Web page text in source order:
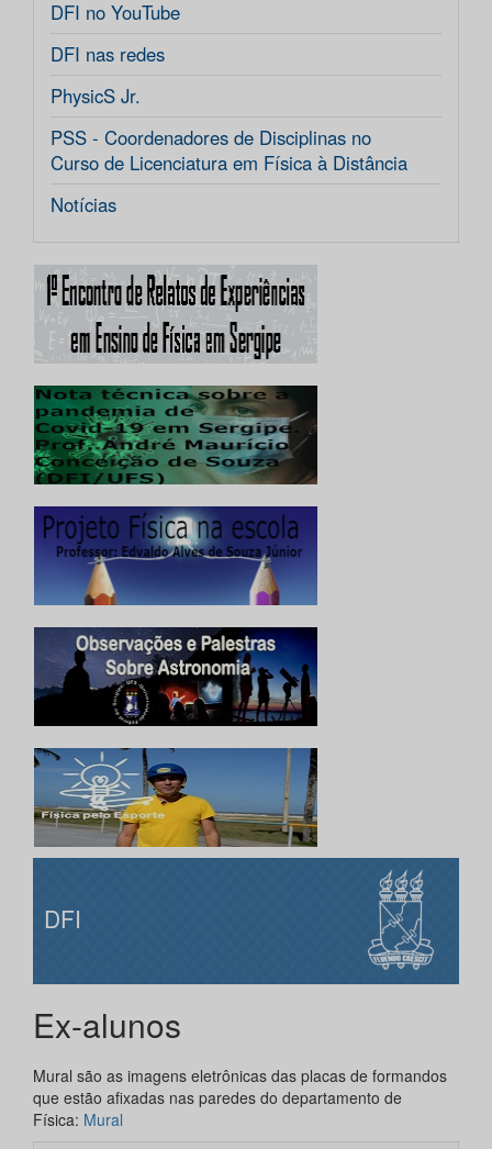
DFI no YouTube
DFI nas redes
PhysicS Jr.
PSS - Coordenadores de Disciplinas no
Curso de Licenciatura em Física à Distância
Notícias
DFI
Ex-alunos
Mural são as imagens eletrônicas das placas de formandos
que estão afixadas nas paredes do departamento de
Física: Mural